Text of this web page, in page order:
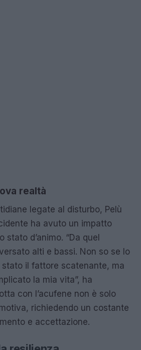
realtà
legate al disturbo, Pelù
ha avuto un impatto
d’animo. “Da quel
alti e bassi. Non so se lo
il fattore scatenante, ma
la mia vita”, ha
con l’acufene non è solo
richiedendo un costante
e accettazione.